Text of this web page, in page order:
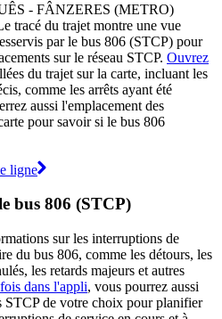
- FÂNZERES (METRO)
tracé du trajet montre une vue
par le bus 806 (STCP) pour
sur le réseau STCP. Ouvrez
du trajet sur la carte, incluant les
comme les arrêts ayant été
aussi l'emplacement des
pour savoir si le bus 806
ligne
bus 806 (STCP)
sur les interruptions de
du bus 806, comme les détours, les
les retards majeurs et autres
dans l'appli, vous pourrez aussi
STCP de votre choix pour planifier